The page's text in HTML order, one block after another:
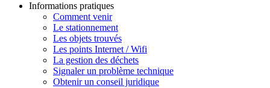
Informations pratiques
Comment venir
Le stationnement
Les objets trouvés
Les points Internet / Wifi
La gestion des déchets
Signaler un problème technique
Obtenir un conseil juridique